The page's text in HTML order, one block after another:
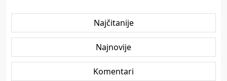
Najčitanije
Najnovije
Komentari